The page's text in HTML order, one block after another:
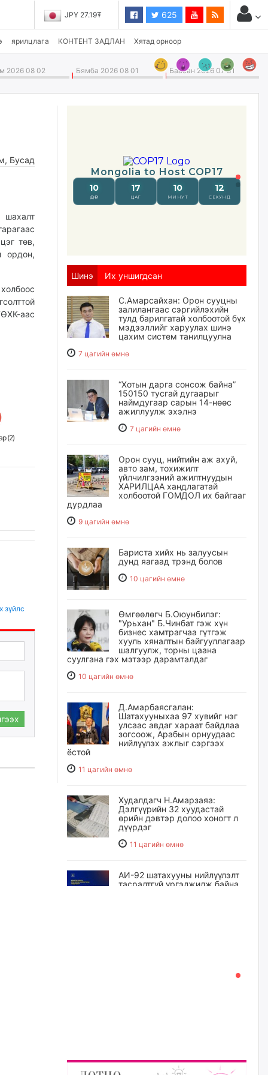
JPY 27.19₮ 625
ярилцлага КОНТЕНТ ЗАДЛАН Хятад орноор
2026 08 02 Бямба 2026 08 01 Баасан 2026 07 31
, Бусад
шахалт
төв,
ордон,
аас
(2)
зүйлс
Шинэ Их уншигдсан
С.Амарсайхан: Орон сууцны
залилангаас сэргийлэхийн
тулд барилгатай холбоотой бүх
мэдээллийг харуулах шинэ
цахим систем танилцуулна
7 цагийн өмнө
“Хотын дарга сонсож байна”
150150 тусгай дугаарыг
наймдугаар сарын 14-нөөс
ажиллуулж эхэлнэ
7 цагийн өмнө
Орон сууц, нийтийн аж ахуй,
авто зам, тохижилт
үйлчилгээний ажилтнуудын
ХАРИЛЦАА хандлагатай
холбоотой ГОМДОЛ их байгааг
дурдлаа
9 цагийн өмнө
Бариста хийх нь залуусын
дунд яагаад трэнд болов
10 цагийн өмнө
Өмгөөлөгч Б.Оюунбилэг:
"Урьхан" Б.Чинбат гэж хүн
бизнес хамтрагчаа гүтгэж
хууль хяналтын байгууллагаар
шалгуулж, торны цаана
суулгана гэх мэтээр дарамталдаг
10 цагийн өмнө
Д.Амарбаясгалан:
Шатахууныхаа 97 хувийг нэг
улсаас авдаг хараат байдлаа
зогсоож, Арабын орнуудаас
нийлүүлэх ажлыг сэргээх
ёстой
11 цагийн өмнө
Худалдагч Н.Амарзаяа:
Дэлгүүрийн 32 хуудастай
өрийн дэвтэр долоо хоногт л
дүүрдэг
11 цагийн өмнө
АИ-92 шатахууны нийлүүлэлт
тасралтгүй үргэлжилж байна